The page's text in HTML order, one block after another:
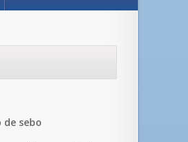
de sebo